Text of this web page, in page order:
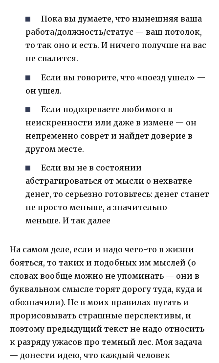
Пока вы думаете, что нынешняя ваша
работа/должность/статус — ваш потолок,
то так оно и есть. И ничего получше на вас
не свалится.
Если вы говорите, что «поезд ушел» —
он ушел.
Если подозреваете любимого в
неискренности или даже в измене — он
непременно соврет и найдет доверие в
другом месте.
Если вы не в состоянии
абстрагироваться от мысли о нехватке
денег, то серьезно готовьтесь: денег станет
не просто меньше, а значительно
меньше. И так далее
На самом деле, если и надо чего-то в жизни
бояться, то таких и подобных им мыслей (о
словах вообще можно не упоминать — они в
буквальном смысле торят дорогу туда, куда и
обозначили). Не в моих правилах пугать и
прорисовывать страшные перспективы, и
поэтому предыдущий текст не надо относить
к разряду ужасов про темный лес. Моя задача
— донести идею, что каждый человек